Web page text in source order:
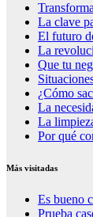
La clave
El futuro
La
Que tu
¿Cómo
La
La
Por qué
Más visitadas
Es
Prueba